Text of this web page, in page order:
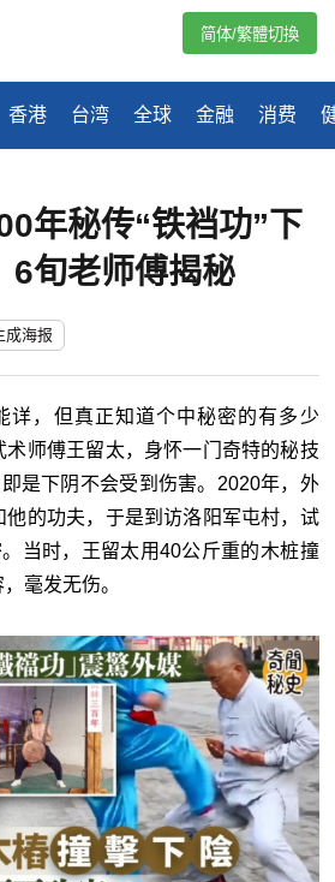
香港 台湾 全球 金融 消费
简体/繁體切換
年秘传“铁裆功”下
6旬老师傅揭秘
成海报
详，但真正知道个中秘密的有多少
术师傅王留太，身怀一门奇特的秘技
是下阴不会受到伤害。2020年，外
他的功夫，于是到访洛阳军屯村，试
。当时，王留太用40公斤重的木桩撞
毫发无伤。